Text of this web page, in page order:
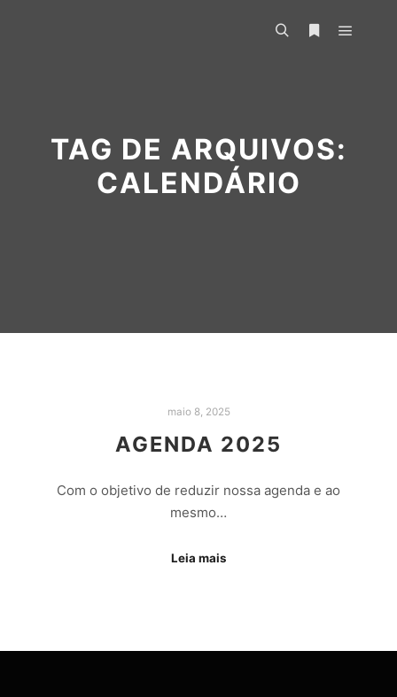
TAG DE ARQUIVOS:
CALENDÁRIO
maio 8, 2025
AGENDA 2025
Com o objetivo de reduzir nossa agenda e ao
mesmo…
Leia mais